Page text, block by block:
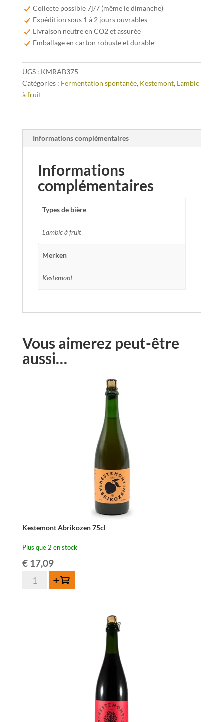
Rabarber
37,5cl
Collecte possible 7j/7 (même le dimanche)
Expédition sous 1 à 2 jours ouvrables
Livraison neutre en CO2 et assurée
Emballage en carton robuste et durable
UGS : KMRAB375
Catégories : Fermentation spontanée, Kestemont, Lambic
à fruit
Informations complémentaires
Informations
complémentaires
Types de bière
Lambic à fruit
Merken
Kestemont
Vous aimerez peut-être
aussi…
Kestemont Abrikozen 75cl
Plus que 2 en stock
€17,09
quantité
Ajouter au panier